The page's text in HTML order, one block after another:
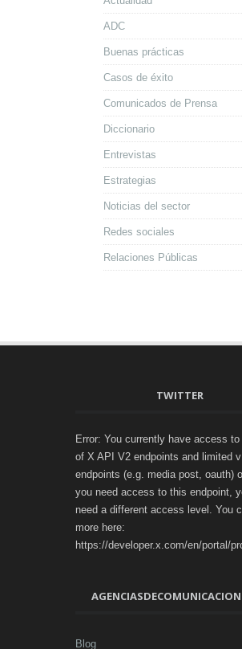
ADC
Buenas prácticas
Casos de éxito
Comunicados de Prensa
Diccionario
Entrevistas
Estrategias
Noticias del sector
Redes sociales
Relaciones Públicas
TWITTER
Error: You currently have access
of X API V2 endpoints and limited
endpoints (e.g. media post, oauth)
you need access to this endpoint,
need a different access level. You
more here:
https://developer.x.com/en/portal/
Blog